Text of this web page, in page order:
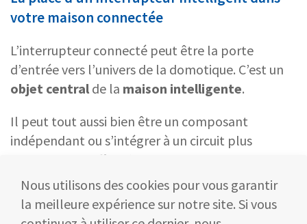
votre maison connectée
L’interrupteur connecté peut être la porte
d’entrée vers l’univers de la domotique. C’est un
objet central de la maison intelligente.
Il peut tout aussi bien être un composant
indépendant ou s’intégrer à un circuit plus
complexe. En effet, l’interrupteur intelligent
peut parfaitement être un
investissement
pour connecter votre maison.
Nous utilisons des cookies pour vous garantir
la meilleure expérience sur notre site. Si vous